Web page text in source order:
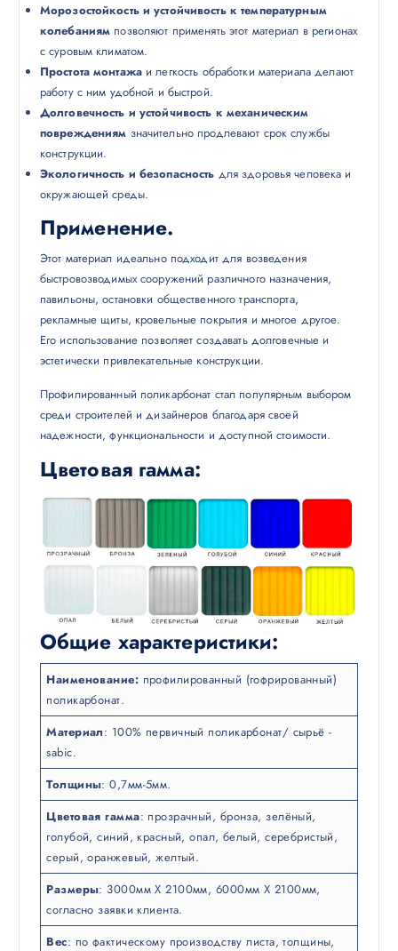
Морозостойкость и устойчивость к температурным
колебаниям позволяют применять этот материал в регионах
с суровым климатом.
Простота монтажаи легкость обработки материала делают
работу с ним удобной и быстрой.
Долговечность и устойчивость к механическим
повреждениям значительно продлевают срок службы
конструкции.
Экологичность и безопасность для здоровья человека и
окружающей среды.
Применение.
Этот материал идеально подходит для возведения
быстровозводимых сооружений различного назначения,
павильоны, остановки общественного транспорта,
рекламные щиты, кровельные покрытия и многое другое.
Его использование позволяет создавать долговечные и
эстетически привлекательные конструкции.
Профилированный поликарбонат стал популярным выбором
среди строителей и дизайнеров благодаря своей
надежности, функциональности и доступной стоимости.
Цветовая гамма:
Общие характеристики:
Наименование: профилированный (гофрированный)
поликарбонат.
Материал: 100% первичный поликарбонат/ сырьё -
sabic.
Толщины: 0,7мм-5мм.
Цветовая гамма: прозрачный, бронза, зелёный,
голубой, синий, красный, опал, белый, серебристый,
серый, оранжевый, желтый.
Размеры: 3000мм Х 2100мм, 6000мм Х 2100мм,
согласно заявки клиента.
Вес: по фактическому производству листа, толщины,